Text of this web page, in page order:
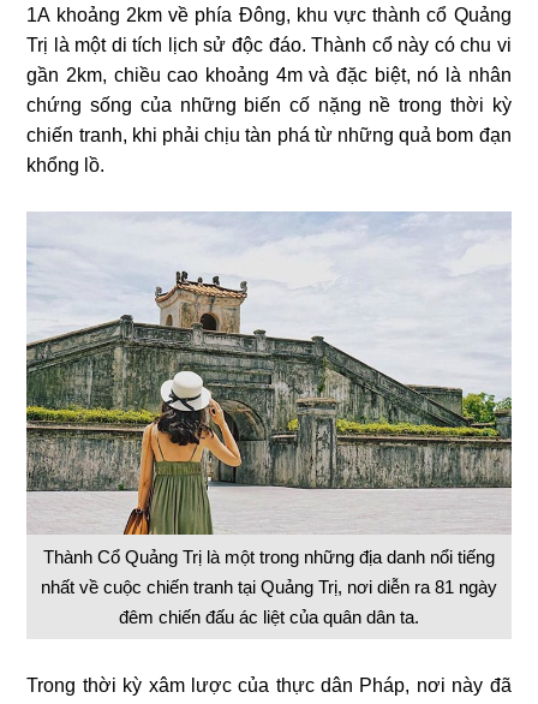
1A khoảng 2km về phía Đông, khu vực thành cổ Quảng
Trị là một di tích lịch sử độc đáo. Thành cổ này có chu vi
gần 2km, chiều cao khoảng 4m và đặc biệt, nó là nhân
chứng sống của những biến cố nặng nề trong thời kỳ
chiến tranh, khi phải chịu tàn phá từ những quả bom đạn
khổng lồ.
Thành Cổ Quảng Trị là một trong những địa danh nổi tiếng
nhất về cuộc chiến tranh tại Quảng Trị, nơi diễn ra 81 ngày
đêm chiến đấu ác liệt của quân dân ta.
Trong thời kỳ xâm lược của thực dân Pháp, nơi này đã